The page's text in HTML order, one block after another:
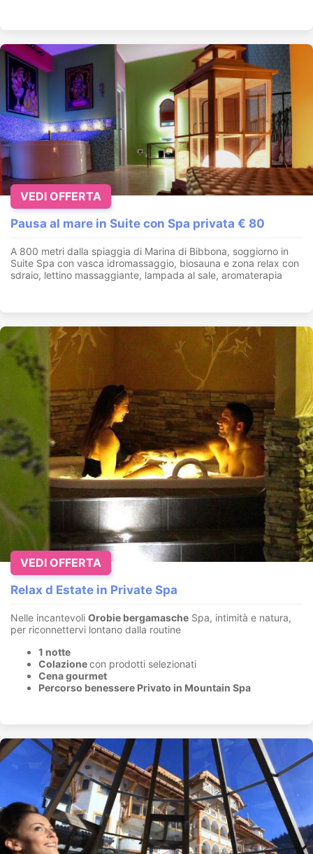
Pausa al mare in Suite con Spa privata € 80
A 800 metri dalla spiaggia di Marina di Bibbona, soggiorno in
Suite Spa con vasca idromassaggio, biosauna e zona relax con
sdraio, lettino massaggiante, lampada al sale, aromaterapia
VEDI OFFERTA
Relax d Estate in Private Spa
Nelle incantevoli Orobie bergamasche Spa, intimità e natura,
per riconnettervi lontano dalla routine
1 notte
Colazionecon prodotti selezionati
Cena gourmet
Percorso benessere Privato in Mountain Spa
VEDI OFFERTA